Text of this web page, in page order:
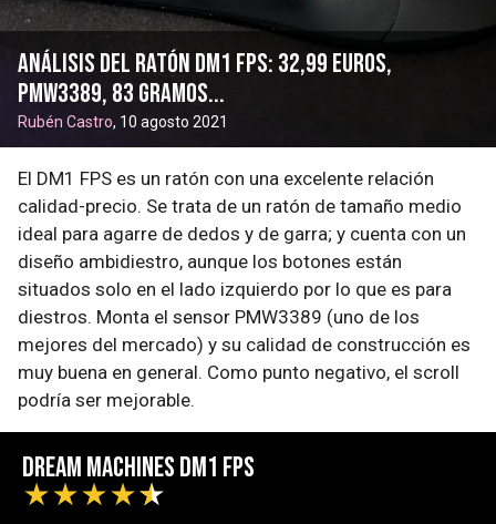
Análisis del ratón DM1 FPS: 32,99 euros,
PMW3389, 83 gramos...
Rubén Castro, 10 agosto 2021
El DM1 FPS es un ratón con una excelente relación
calidad-precio. Se trata de un ratón de tamaño medio
ideal para agarre de dedos y de garra; y cuenta con un
diseño ambidiestro, aunque los botones están
situados solo en el lado izquierdo por lo que es para
diestros. Monta el sensor PMW3389 (uno de los
mejores del mercado) y su calidad de construcción es
muy buena en general. Como punto negativo, el scroll
podría ser mejorable.
Dream Machines DM1 FPS
★★★★★